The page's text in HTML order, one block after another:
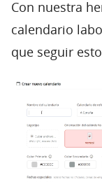
Con nuestra
calendario
que seguir